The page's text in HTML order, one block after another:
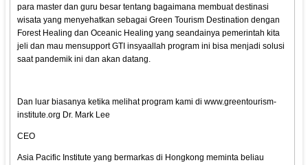
para master dan guru besar tentang bagaimana membuat destinasi
wisata yang menyehatkan sebagai Green Tourism Destination dengan
Forest Healing dan Oceanic Healing yang seandainya pemerintah kita
jeli dan mau mensupport GTI insyaallah program ini bisa menjadi solusi
saat pandemik ini dan akan datang.
Dan luar biasanya ketika melihat program kami di www.greentourism-
institute.org Dr. Mark Lee
CEO
Asia Pacific Institute yang bermarkas di Hongkong meminta beliau